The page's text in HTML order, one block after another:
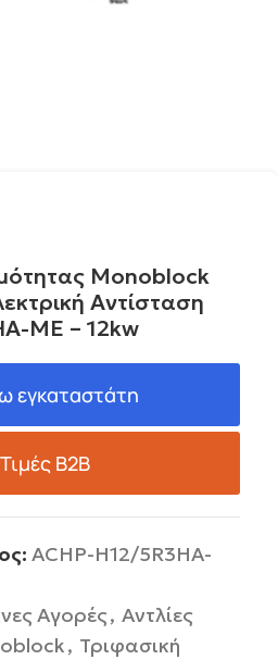
Monoblock
Αντίσταση
ME – 12kw
εγκαταστάτη
Τιμές B2B
ACHP-H12/5R3HA-
Αγορές, Αντλίες
, Τριφασική